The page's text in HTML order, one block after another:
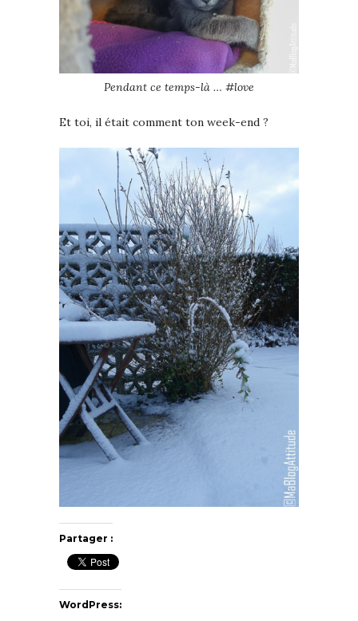
Pendant ce temps-là … #love
Et toi, il était comment ton week-end ?
Partager :
WordPress: